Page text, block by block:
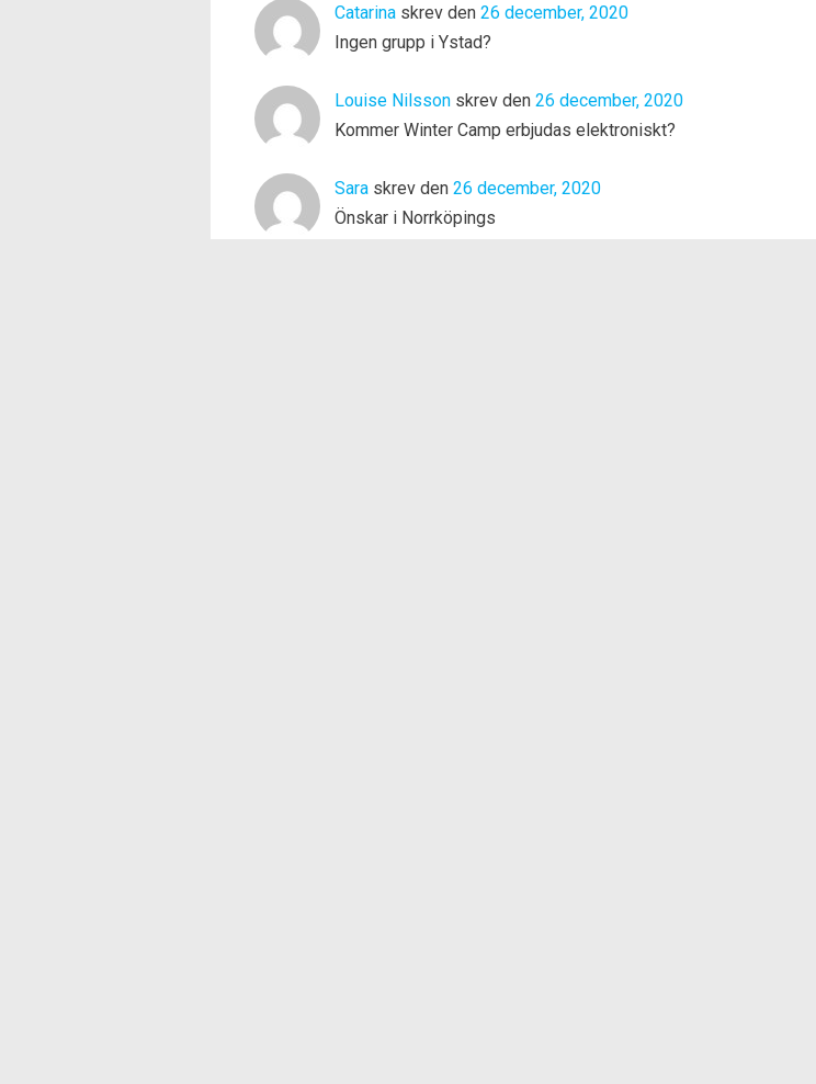
Catarinaskrev den 26 december, 2020
Ingen grupp i Ystad?
Louise Nilssonskrev den 26 december, 2020
Kommer Winter Camp erbjudas elektroniskt?
Saraskrev den 26 december, 2020
Önskar i Norrköpings